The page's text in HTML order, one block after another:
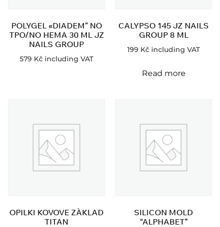
POLYGEL «DIADEM” NO
TPO/NO HEMA 30 ML JZ
NAILS GROUP
579 Kč including VAT
CALYPSO 145 JZ NAILS
GROUP 8 ML
199 Kč including VAT
Read more
OPILKI KOVOVE ZÀKLAD
TITAN
SILICON MOLD
“ALPHABET”